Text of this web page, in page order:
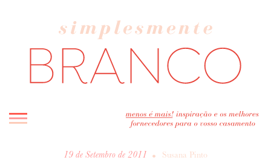
INICIO
19 de Setembro de 2011 • Susana Pinto